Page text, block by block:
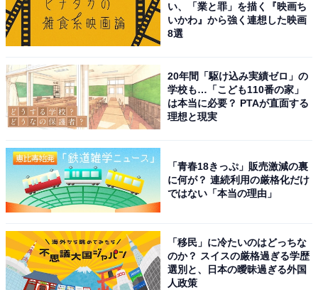
い、「業と罪」を描く『映画ち
いかわ』から強く連想した映画
8選
20年間「駆け込み実績ゼロ」の
学校も…「こども110番の家」
は本当に必要？ PTAが直面する
理想と現実
「青春18きっぷ」販売激減の裏
に何が？ 連続利用の厳格化だけ
ではない「本当の理由」
「移民」に冷たいのはどっちな
のか？ スイスの厳格過ぎる学歴
選別と、日本の曖昧過ぎる外国
人政策